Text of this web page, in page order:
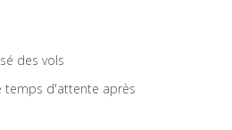
des vols
temps d'attente après